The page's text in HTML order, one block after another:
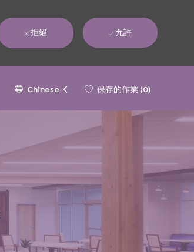
拒絕 允許
Language
Chinese
Chinese 保存的作業 (0)